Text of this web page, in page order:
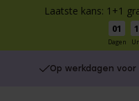
Laatste kans: 1+1
01
Dagen
Op werkdagen